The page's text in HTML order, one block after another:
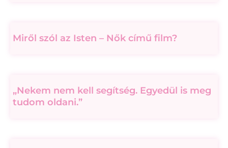
Miről szól az Isten – Nők című film?
„Nekem nem kell segítség. Egyedül is meg
tudom oldani.”